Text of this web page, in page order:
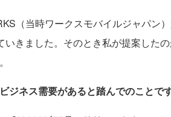
（当時ワークスモバイルジャパン
いきました。そのとき私が提案した
ジネス需要があると踏んでのことで